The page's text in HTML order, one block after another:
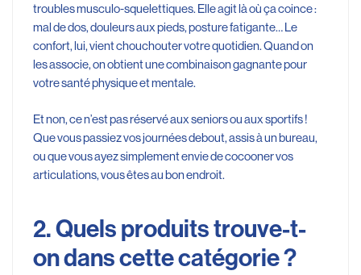
troubles musculo-squelettiques. Elle agit là où ça coince :
mal de dos, douleurs aux pieds, posture fatigante… Le
confort, lui, vient chouchouter votre quotidien. Quand on
les associe, on obtient une combinaison gagnante pour
votre santé physique et mentale.
Et non, ce n’est pas réservé aux seniors ou aux sportifs !
Que vous passiez vos journées debout, assis à un bureau,
ou que vous ayez simplement envie de cocooner vos
articulations, vous êtes au bon endroit.
2. Quels produits trouve-t-
on dans cette catégorie ?